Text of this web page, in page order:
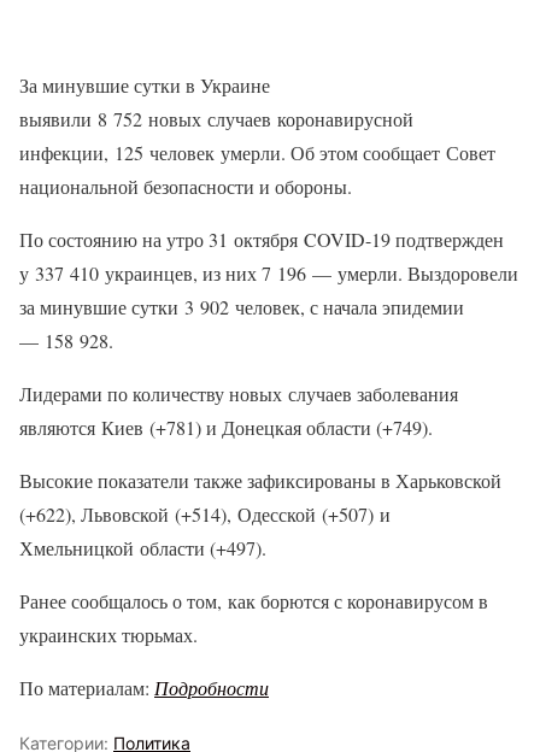
За минувшие сутки в Украине
выявили 8 752 новых случаев коронавирусной
инфекции, 125 человек умерли. Об этом сообщает Совет
национальной безопасности и обороны.
По состоянию на утро 31 октября COVID-19 подтвержден
у 337 410 украинцев, из них 7 196 — умерли. Выздоровели
за минувшие сутки 3 902 человек, с начала эпидемии
— 158 928.
Лидерами по количеству новых случаев заболевания
являются Киев (+781) и Донецкая области (+749).
Высокие показатели также зафиксированы в Харьковской
(+622), Львовской (+514), Одесской (+507) и
Хмельницкой области (+497).
Ранее сообщалось о том, как борются с коронавирусом в
украинских тюрьмах.
По материалам: Подробности
Категории: Политика